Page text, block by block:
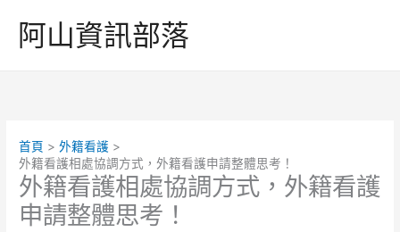
阿山資訊部落
首頁
外籍看護
外籍看護相處協調方式，外籍看護申請整體思考！
外籍看護相處協調方式，外籍看護
申請整體思考！